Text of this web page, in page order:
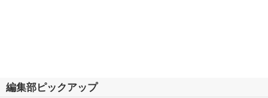
編集部ピックアップ